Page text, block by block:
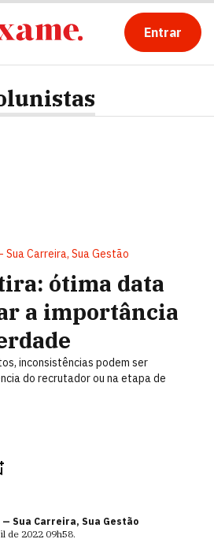
Entrar
Carreira, Sua Gestão
ótima data
a importância
inconsistências podem ser
do recrutador ou na etapa de
Sua Carreira, Sua Gestão
de 2022 09h58.